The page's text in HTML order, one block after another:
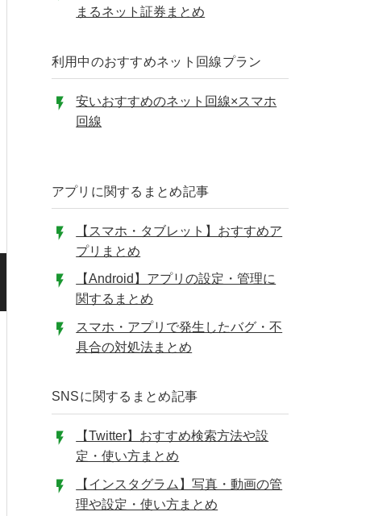
まるネット証券まとめ
利用中のおすすめネット回線プラン
安いおすすめのネット回線×スマホ
回線
アプリに関するまとめ記事
【スマホ・タブレット】おすすめア
プリまとめ
【Android】アプリの設定・管理に
関するまとめ
スマホ・アプリで発生したバグ・不
具合の対処法まとめ
SNSに関するまとめ記事
【Twitter】おすすめ検索方法や設
定・使い方まとめ
【インスタグラム】写真・動画の管
理や設定・使い方まとめ